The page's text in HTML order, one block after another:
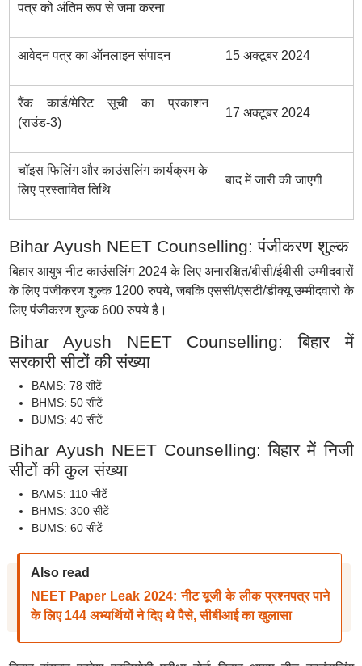
पत्र को अंतिम रूप से जमा करना
आवेदन पत्र का ऑनलाइन संपादन 15 अक्टूबर 2024
रैंक कार्ड/मेरिट सूची का प्रकाशन
(राउंड-3)
17 अक्टूबर 2024
चॉइस फिलिंग और काउंसलिंग कार्यक्रम के
लिए प्रस्तावित तिथि
बाद में जारी की जाएगी
Bihar Ayush NEET Counselling: पंजीकरण शुल्क
बिहार आयुष नीट काउंसलिंग 2024 के लिए अनारक्षित/बीसी/ईबीसी उम्मीदवारों
के लिए पंजीकरण शुल्क 1200 रुपये, जबकि एससी/एसटी/डीक्यू उम्मीदवारों के
लिए पंजीकरण शुल्क 600 रुपये है।
Bihar Ayush NEET Counselling: बिहार में
सरकारी सीटों की संख्या
BAMS: 78 सीटें
BHMS: 50 सीटें
BUMS: 40 सीटें
Bihar Ayush NEET Counselling: बिहार में निजी
सीटों की कुल संख्या
BAMS: 110 सीटें
BHMS: 300 सीटें
BUMS: 60 सीटें
Also read
NEET Paper Leak 2024: नीट यूजी के लीक प्रश्नपत्र पाने
के लिए 144 अभ्यर्थियों ने दिए थे पैसे, सीबीआई का खुलासा